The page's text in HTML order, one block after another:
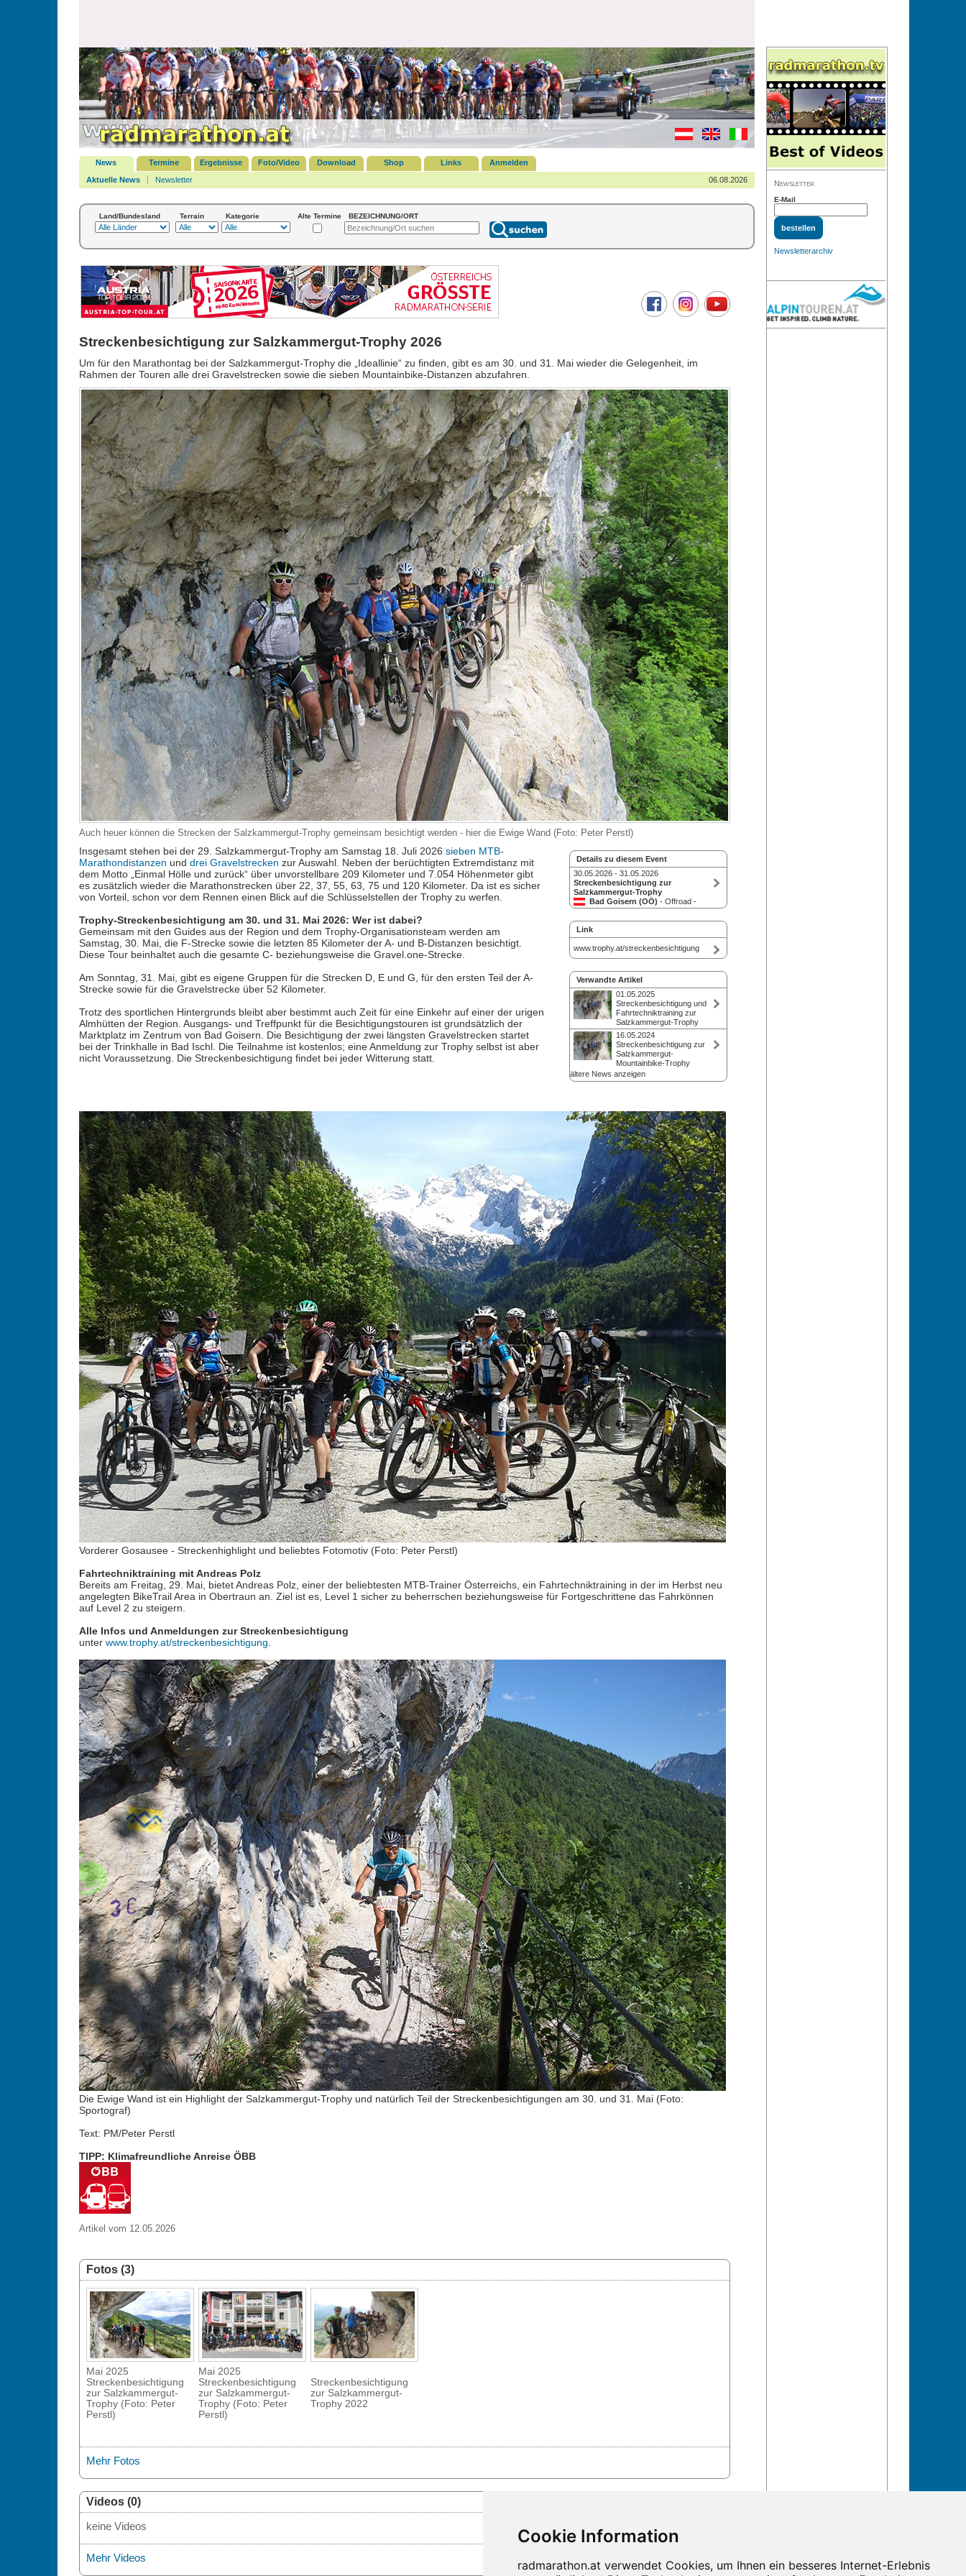
News Termine Ergebnisse Foto/Video Download Shop Links
Anmelden
Aktuelle News
Newsletter 06.08.2026
Land/Bundesland Terrain Kategorie Alte Termine BEZEICHNUNG/ORT
Streckenbesichtigung zur Salzkammergut-Trophy 2026
Um für den Marathontag bei der Salzkammergut-Trophy die „Ideallinie“ zu finden, gibt es am 30. und 31. Mai wieder die Gelegenheit, im
Rahmen der Touren alle drei Gravelstrecken sowie die sieben Mountainbike-Distanzen abzufahren.
Auch heuer können die Strecken der Salzkammergut-Trophy gemeinsam besichtigt werden - hier die Ewige Wand (Foto: Peter Perstl)
Details zu diesem Event
30.05.2026 - 31.05.2026
Streckenbesichtigung zur
Salzkammergut-Trophy
Bad Goisern (OÖ) - Offroad -
SO
Link
www.trophy.at/streckenbesichtigung
Verwandte Artikel
01.05.2025
Streckenbesichtigung und
Fahrtechniktraining zur
Salzkammergut-Trophy
Um für den Marathontag bei der
Salzkammergut-Trophy die „Ideallinie“
zu finden, gibt es am 24. und 25. Mai
2025 wieder eine
Streckenbesichtigung. Am 23. Mai
kann man beim Fahrtechniktraining mit
16.05.2024
Streckenbesichtigung zur
Salzkammergut-
Mountainbike-Trophy
2024
Um für den Marathontag bei der
Juni wieder eine
Streckenbesichtigung. Am 31. Mai
kann man beim Fahrtechniktraining mit
Andreas Polz seine Technik
verbessern.
ältere News anzeigen
Insgesamt stehen bei der 29. Salzkammergut-Trophy am Samstag 18. Juli 2026 sieben MTB-
Marathondistanzen und drei Gravelstrecken zur Auswahl. Neben der berüchtigten Extremdistanz mit
dem Motto „Einmal Hölle und zurück“ über unvorstellbare 209 Kilometer und 7.054 Höhenmeter gibt
es zusätzlich wieder die Marathonstrecken über 22, 37, 55, 63, 75 und 120 Kilometer. Da ist es sicher
von Vorteil, schon vor dem Rennen einen Blick auf die Schlüsselstellen der Trophy zu werfen.
Trophy-Streckenbesichtigung am 30. und 31. Mai 2026: Wer ist dabei?
Gemeinsam mit den Guides aus der Region und dem Trophy-Organisationsteam werden am
Samstag, 30. Mai, die F-Strecke sowie die letzten 85 Kilometer der A- und B-Distanzen besichtigt.
Diese Tour beinhaltet auch die gesamte C- beziehungsweise die Gravel.one-Strecke.
Am Sonntag, 31. Mai, gibt es eigene Gruppen für die Strecken D, E und G, für den ersten Teil der A-
Strecke sowie für die Gravelstrecke über 52 Kilometer.
Trotz des sportlichen Hintergrunds bleibt aber bestimmt auch Zeit für eine Einkehr auf einer der urigen
Almhütten der Region. Ausgangs- und Treffpunkt für die Besichtigungstouren ist grundsätzlich der
Marktplatz im Zentrum von Bad Goisern. Die Besichtigung der zwei längsten Gravelstrecken startet
bei der Trinkhalle in Bad Ischl. Die Teilnahme ist kostenlos; eine Anmeldung zur Trophy selbst ist aber
nicht Voraussetzung. Die Streckenbesichtigung findet bei jeder Witterung statt.
Vorderer Gosausee - Streckenhighlight und beliebtes Fotomotiv (Foto: Peter Perstl)
Fahrtechniktraining mit Andreas Polz
Bereits am Freitag, 29. Mai, bietet Andreas Polz, einer der beliebtesten MTB-Trainer Österreichs, ein Fahrtechniktraining in der im Herbst neu
angelegten BikeTrail Area in Obertraun an. Ziel ist es, Level 1 sicher zu beherrschen beziehungsweise für Fortgeschrittene das Fahrkönnen
auf Level 2 zu steigern.
Alle Infos und Anmeldungen zur Streckenbesichtigung
unter www.trophy.at/streckenbesichtigung
Die Ewige Wand ist ein Highlight der Salzkammergut-Trophy und natürlich Teil der Streckenbesichtigungen am 30. und 31. Mai (Foto:
Sportograf)
Text: PM/Peter Perstl
TIPP: Klimafreundliche Anreise ÖBB
Artikel vom 12.05.2026
Fotos (3)
Mai 2025
Streckenbesichtigung
zur Salzkammergut-
Trophy (Foto: Peter
Perstl)
Mai 2025
Streckenbesichtigung
zur Salzkammergut-
Trophy (Foto: Peter
Perstl)
Streckenbesichtigung
zur Salzkammergut-
Trophy 2022
Mehr Fotos
Videos (0)
keine Videos
Mehr Videos
Newsletter
E-Mail
Newsletterarchiv